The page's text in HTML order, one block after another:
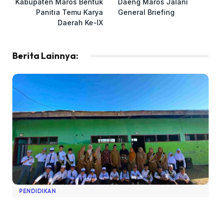
Kabupaten Maros Bentuk
Panitia Temu Karya
Daerah Ke-IX
Daeng Maros Jalani
General Briefing
Berita Lainnya:
PENDIDIKAN